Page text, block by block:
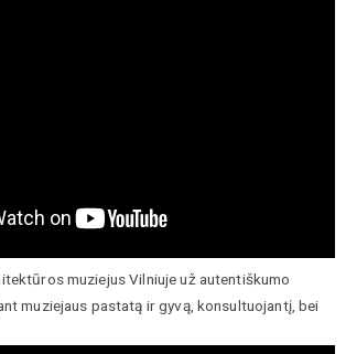
muziejus Vilniuje už autentiškumo
muziejaus pastatą ir gyvą, konsultuojantį, bei